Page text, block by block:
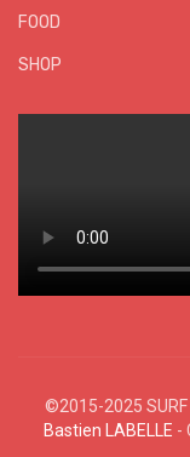
FOOD
SHOP
©2015-2025 SURF
Bastien LABELLE -